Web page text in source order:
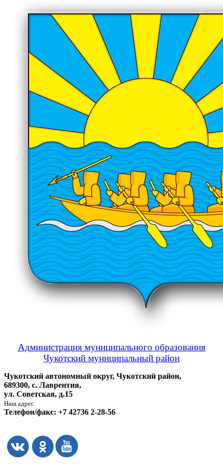
Администрация муниципального образования
Чукотский муниципальный район
Чукотский автономный округ, Чукотский район,
689300, с. Лаврентия,
ул. Советская, д.15
Наш адрес
Телефон/факс: +7 42736 2-28-56